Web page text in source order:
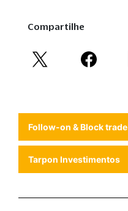
Compartilhe
Follow-on & Block trade
Tarpon Investimentos